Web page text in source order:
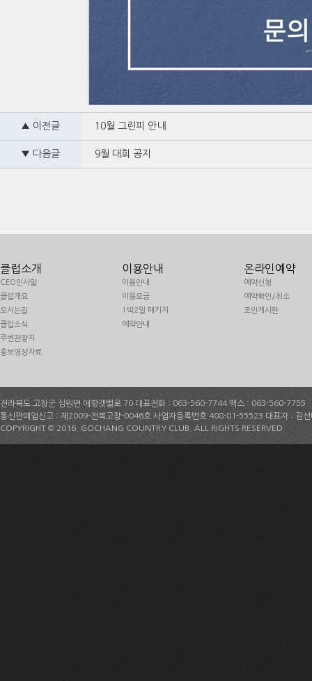
▲ 이전글 10월 그린피 안내
▼ 다음글 9월 대회 공지
클럽소개
CEO인사말
클럽개요
오시는길
클럽소식
주변관광지
홍보영상자료
이용안내
이용안내
이용요금
1박2일 패키지
예약안내
온라인예약
예약신청
예약확인/취소
조인게시판
전라북도 고창군 심원면 애향갯벌로 70 대표전화 : 063-560-7744 팩스 : 063-560-7755
통신판매업신고 : 제2009-전북고창-0046호 사업자등록번호 408-81-55523 대표자 : 김선
COPYRIGHT © 2016. GOCHANG COUNTRY CLUB. ALL RIGHTS RESERVED.